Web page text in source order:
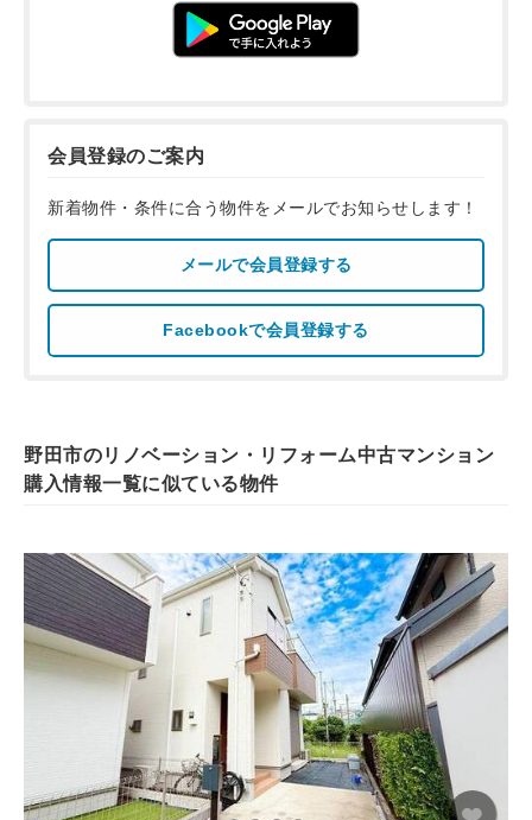
会員登録のご案内
新着物件・条件に合う物件をメールでお知らせします！
メールで会員登録する
Facebookで会員登録する
野田市のリノベーション・リフォーム中古マンション
購入情報一覧に似ている物件